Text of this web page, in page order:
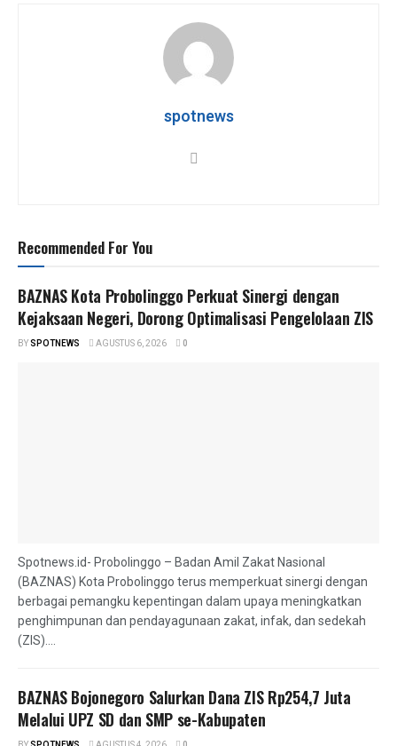
gr
a
m
e
spotnews
Recommended For You
BAZNAS Kota Probolinggo Perkuat Sinergi dengan
Kejaksaan Negeri, Dorong Optimalisasi Pengelolaan ZIS
BYSPOTNEWS AGUSTUS 6, 2026 0
Spotnews.id- Probolinggo – Badan Amil Zakat Nasional
(BAZNAS) Kota Probolinggo terus memperkuat sinergi dengan
berbagai pemangku kepentingan dalam upaya meningkatkan
penghimpunan dan pendayagunaan zakat, infak, dan sedekah
(ZIS)....
BAZNAS Bojonegoro Salurkan Dana ZIS Rp254,7 Juta
Melalui UPZ SD dan SMP se-Kabupaten